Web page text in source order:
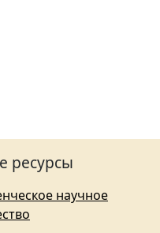
ресурсы
научное